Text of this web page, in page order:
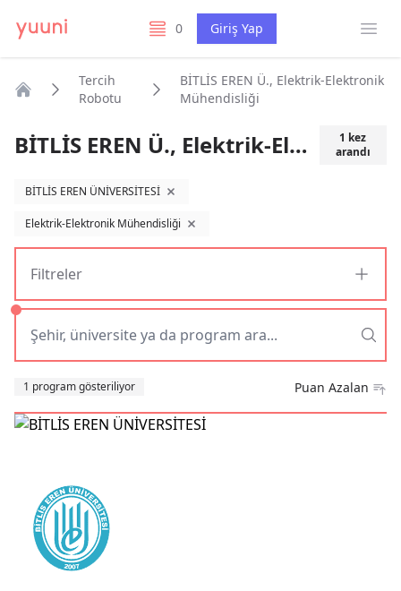
0
listelerim Giriş Yap
Tercih
Robotu
BİTLİS EREN Ü., Elektrik-Elektronik
Mühendisliği
BİTLİS EREN Ü., Elektrik-Elektronik Mühendisliği 1 kez
arandı
BİTLİS EREN ÜNİVERSİTESİ filtreyi kaldır
Elektrik-Elektronik Mühendisliği filtreyi kaldır
Filtreler
1 program gösteriliyor Puan Azalan